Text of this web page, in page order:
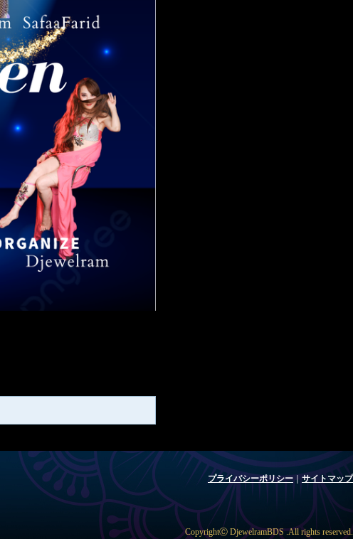
プライバシーポリシー サイトマップ
CopyrightⒸ DjewelramBDS .All rights reserved.